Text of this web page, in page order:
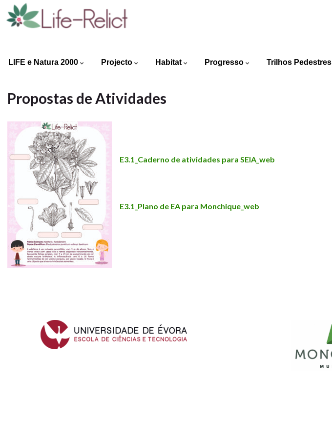
LIFE e Natura 2000 Projecto Habitat Progresso Trilhos Pedestres
Propostas de Atividades
E3.1_Caderno de atividades para SEIA_web
E3.1_Plano de EA para Monchique_web